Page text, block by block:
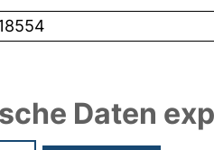
Daten